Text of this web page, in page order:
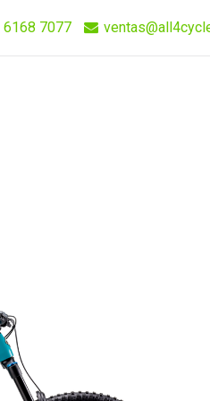
6168 7077